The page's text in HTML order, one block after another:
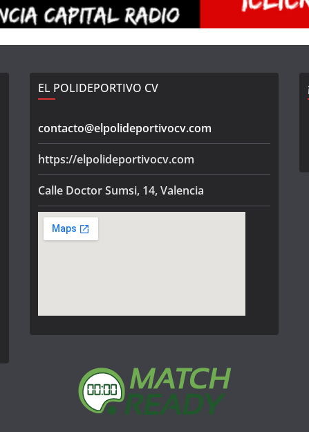
EL POLIDEPORTIVO CV
contacto@elpolideportivocv.com
https://elpolideportivocv.com
Calle Doctor Sumsi, 14, Valencia